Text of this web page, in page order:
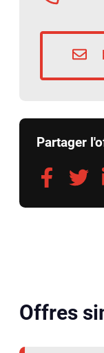
Partager
Offres